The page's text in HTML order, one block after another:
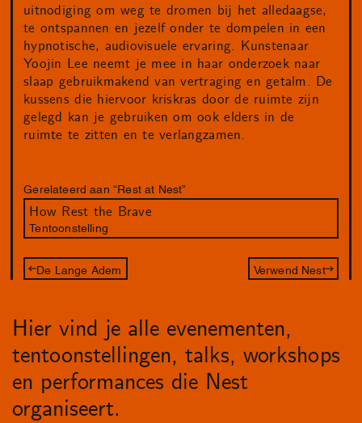
uitnodiging om weg te dromen bij het alledaagse,
te ontspannen en jezelf onder te dompelen in een
hypnotische, audiovisuele ervaring. Kunstenaar
Yoojin Lee neemt je mee in haar onderzoek naar
slaap gebruikmakend van vertraging en getalm. De
kussens die hiervoor kriskras door de ruimte zijn
gelegd kan je gebruiken om ook elders in de
ruimte te zitten en te verlangzamen.
Gerelateerd aan “Rest at Nest”
How Rest the Brave
Tentoonstelling
De Lange Adem Verwend Nest
Hier vind je alle evenementen,
tentoonstellingen, talks, workshops
en performances die Nest
organiseert.